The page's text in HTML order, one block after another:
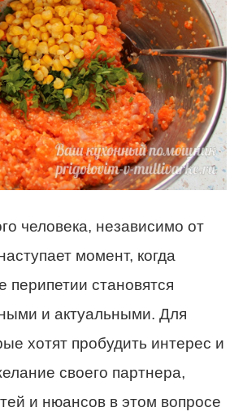
человека, независимо от
момент, когда
перипетии становятся
и актуальными. Для
хотят пробудить интерес и
своего партнера,
и нюансов в этом вопросе